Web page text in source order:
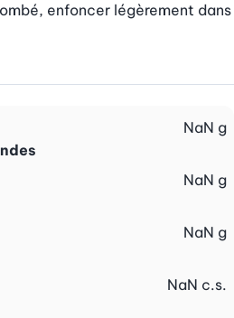
enfoncer légèrement dans
NaN g
NaN g
NaN g
NaN c.s.